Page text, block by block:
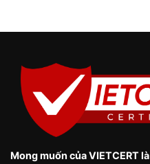
Mong muốn của VIETCERT